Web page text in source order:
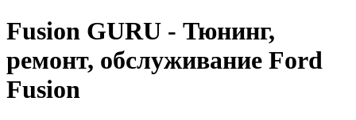
Fusion GURU - Тюнинг,
ремонт, обслуживание Ford
Fusion